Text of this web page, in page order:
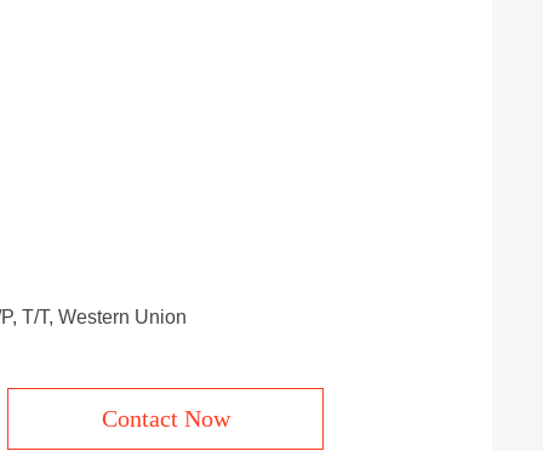
T/T, Western Union
Contact Now